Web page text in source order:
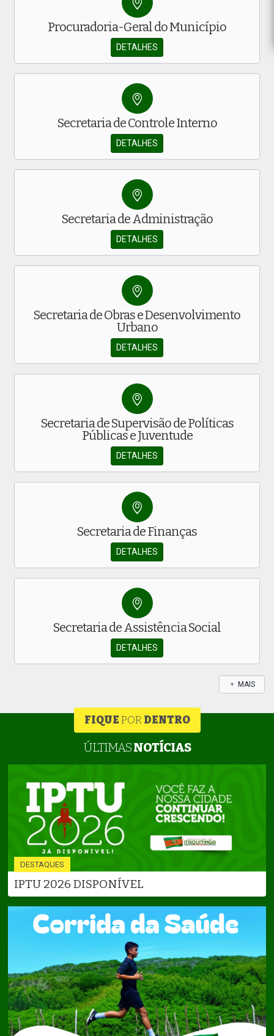
Procuradoria-Geral do Município
DETALHES
Secretaria de Controle Interno
DETALHES
Secretaria de Administração
DETALHES
Secretaria de Obras e Desenvolvimento
Urbano
DETALHES
Secretaria de Supervisão de Políticas
Públicas e Juventude
DETALHES
Secretaria de Finanças
DETALHES
Secretaria de Assistência Social
DETALHES
MAIS
FIQUEPOR DENTRO
ÚLTIMASNOTÍCIAS
DESTAQUES
IPTU 2026 DISPONÍVEL